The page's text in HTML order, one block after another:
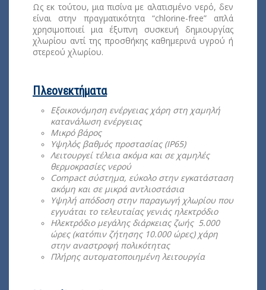
Ως εκ τούτου, μια πισίνα με αλατισμένο νερό, δεν
είναι στην πραγματικότητα “chlorine-free” απλά
χρησιμοποιεί μια έξυπνη συσκευή δημιουργίας
χλωρίου αντί της προσθήκης καθημερινά υγρού ή
στερεού χλωρίου.
Πλεονεκτήματα
Εξοικονόμηση ενέργειας χάρη στη χαμηλή
κατανάλωση ενέργειας
Μικρό βάρος
Υψηλός βαθμός προστασίας (IP65)
Λειτουργεί τέλεια ακόμα και σε χαμηλές
θερμοκρασίες νερού
Compact σύστημα, εύκολο στην εγκατάσταση
ακόμη και σε μικρά αντλιοστάσια
Υψηλή απόδοση στην παραγωγή χλωρίου που
εγγυάται το τελευταίας γενιάς ηλεκτρόδιο
Ηλεκτρόδιο μεγάλης διάρκειας ζωής 5.000
ώρες (κατόπιν ζήτησης 10.000 ώρες) χάρη
στην αναστροφή πολικότητας
Πλήρης αυτοματοποιημένη λειτουργία